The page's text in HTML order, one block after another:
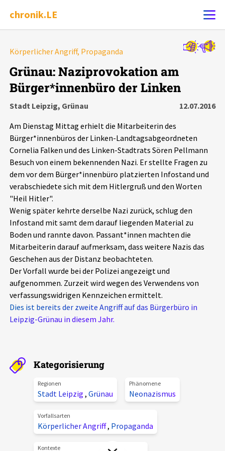
chronik.LE
Ereignis melden
Chronik
Leipziger Zustände
Schlaglichter
Phänomene
Aktuelles
Alle Beiträge
Veranstaltungen
Pressemitteilungen
Podcasts
Über uns
Projektbeschreibung
Kontakt
Spenden
Körperlicher Angriff, Propaganda
Grünau: Naziprovokation am
Bürger*innenbüro der Linken
Stadt Leipzig, Grünau
12.07.2016
Am Dienstag Mittag erhielt die Mitarbeiterin des
Bürger*innenbüros der Linken-Landtagsabgeordneten
Cornelia Falken und des Linken-Stadtrats Sören Pellmann
Besuch von einem bekennenden Nazi. Er stellte Fragen zu
dem vor dem Bürger*innenbüro platzierten Infostand und
verabschiedete sich mit dem Hitlergruß und den Worten
"Heil Hitler".
Wenig später kehrte derselbe Nazi zurück, schlug den
Infostand mit samt dem darauf liegenden Material zu
Boden und rannte davon. Passant*innen machten die
Mitarbeiterin darauf aufmerksam, dass weitere Nazis das
Geschehen aus der Distanz beobachteten.
Der Vorfall wurde bei der Polizei angezeigt und
aufgenommen. Zurzeit wird wegen des Verwendens von
verfassungswidrigen Kennzeichen ermittelt.
Dies ist bereits der zweite Angriff auf das Bürgerbüro in
Leipzig-Grünau in diesem Jahr.
Kategorisierung
Regionen
Stadt Leipzig , Grünau
Phänomene
Neonazismus
Vorfallsarten
Körperlicher Angriff, Propaganda
Kontexte
Alle Ereignisse
7502Ereignisse
Ereignisse Statistik